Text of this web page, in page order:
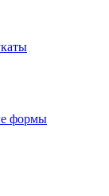
формы